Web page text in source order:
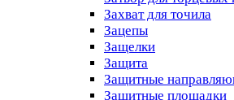
Захват для точила
Зацепы
Защелки
Защита
Защитные
Защитные площадки